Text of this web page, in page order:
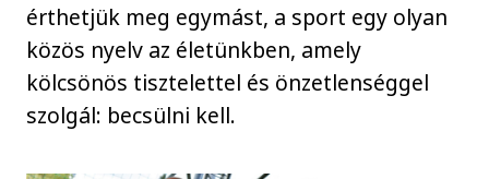
érthetjük meg egymást, a sport egy olyan
közös nyelv az életünkben, amely
kölcsönös tisztelettel és önzetlenséggel
szolgál: becsülni kell.